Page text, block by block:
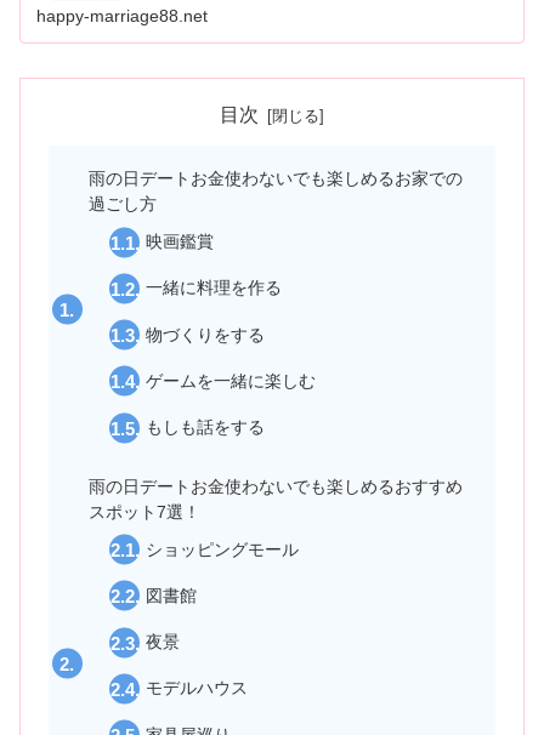
を120％得られる方法も紹介しちゃいますよ。
happy-marriage88.net
目次
雨の日デートお金使わないでも楽しめるお家での
過ごし方
映画鑑賞
一緒に料理を作る
物づくりをする
ゲームを一緒に楽しむ
もしも話をする
雨の日デートお金使わないでも楽しめるおすすめ
スポット7選！
ショッピングモール
図書館
夜景
モデルハウス